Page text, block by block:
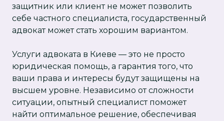
защитник или клиент не может позволить
себе частного специалиста, государственный
адвокат может стать хорошим вариантом.
Услуги адвоката в Киеве — это не просто
юридическая помощь, а гарантия того, что
ваши права и интересы будут защищены на
высшем уровне. Независимо от сложности
ситуации, опытный специалист поможет
найти оптимальное решение, обеспечивая